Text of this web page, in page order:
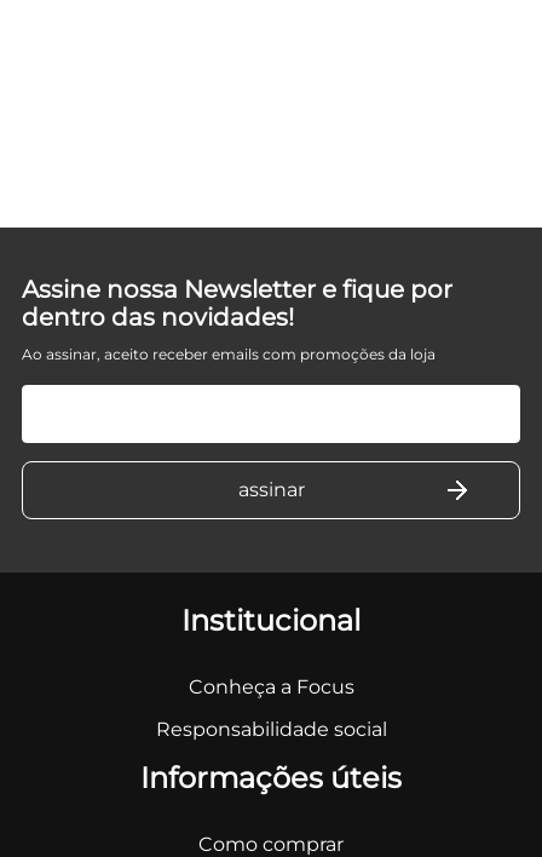
Assine nossa Newsletter e fique por
dentro das novidades!
Ao assinar, aceito receber emails com promoções da loja
Institucional
Conheça a Focus
Responsabilidade social
Informações úteis
Como comprar